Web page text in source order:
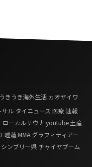
うきうき海外生活 カオヤイワ
サル タイニュース 医療速報
ローカルサウナyoutube 土産
睡蓮 MMA グラフィティアー
シンブリー県 チャイヤプーム